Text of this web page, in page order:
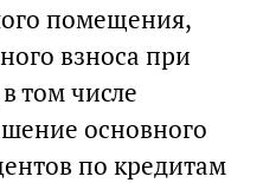
помещения,
взноса при
том числе
основного
по кредитам